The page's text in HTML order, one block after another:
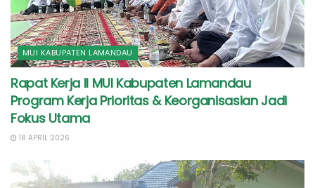
MUI KABUPATEN LAMANDAU
Rapat Kerja II MUI Kabupaten Lamandau
Program Kerja Prioritas & Keorganisasian Jadi
Fokus Utama
18 APRIL 2026